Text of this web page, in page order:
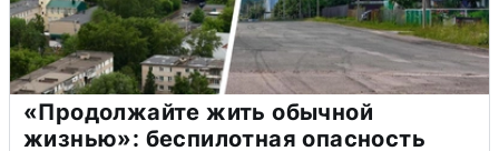
«Продолжайте жить обычной
жизнью»: беспилотная опасность